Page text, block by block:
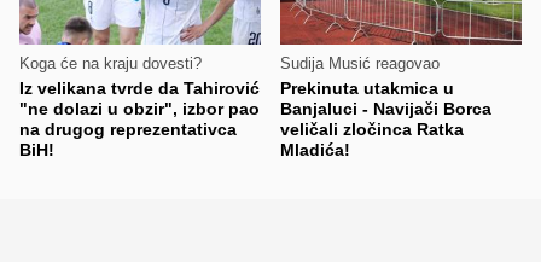
Koga će na kraju dovesti?
Iz velikana tvrde da Tahirović
"ne dolazi u obzir", izbor pao
na drugog reprezentativca
BiH!
Sudija Musić reagovao
Prekinuta utakmica u
Banjaluci - Navijači Borca
veličali zločinca Ratka
Mladića!